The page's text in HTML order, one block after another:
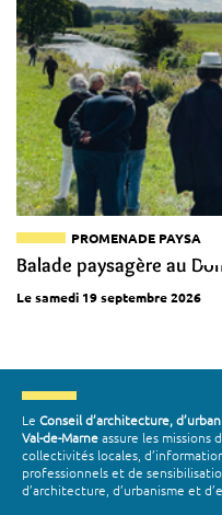
PROMENADE
Balade paysagère au
Le samedi 19 septembre 2026
Le Conseil d’architecture,
Val-de-Marneassure les missions
collectivités locales,
professionnels et de
d’architecture, d’urbanisme et